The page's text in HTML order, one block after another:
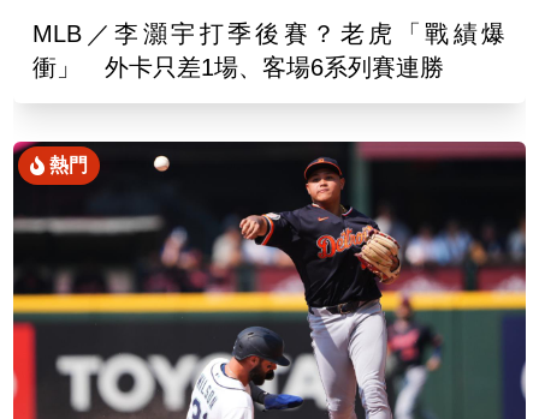
MLB／李灝宇打季後賽？老虎「戰績爆
衝」 外卡只差1場、客場6系列賽連勝
熱門